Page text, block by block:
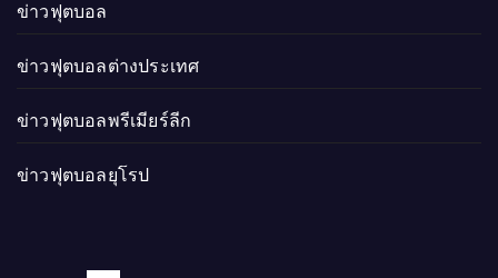
ข่าวฟุตบอล
ข่าวฟุตบอลต่างประเทศ
ข่าวฟุตบอลพรีเมียร์ลีก
ข่าวฟุตบอลยุโรป